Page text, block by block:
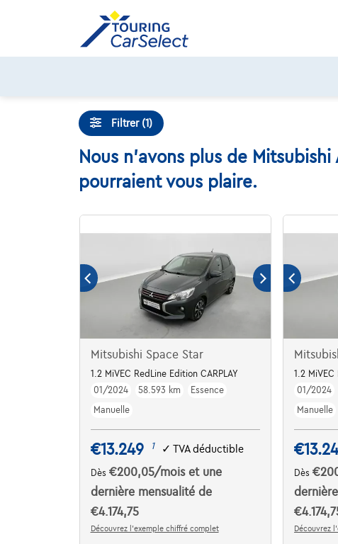
Filtrer (1)
Nous n'avons plus de
pourraient vous plaire.
Mitsubishi Space Star
1.2 MiVEC RedLine Edition CARPLAY
01/2024
58.593 km
Essence
Manuelle
€13.249 1 ✓ TVA déductible
Dès €200,05/mois et une
dernière mensualité de
€4.174,75
Découvrez l’exemple chiffré complet
1.2 MiVEC
01/2024
Manuelle
Dès
Découvrez